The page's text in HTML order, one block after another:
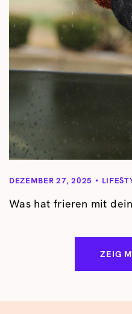
DEZEMBER 27, 2025
Was hat frieren mit
ZEIG